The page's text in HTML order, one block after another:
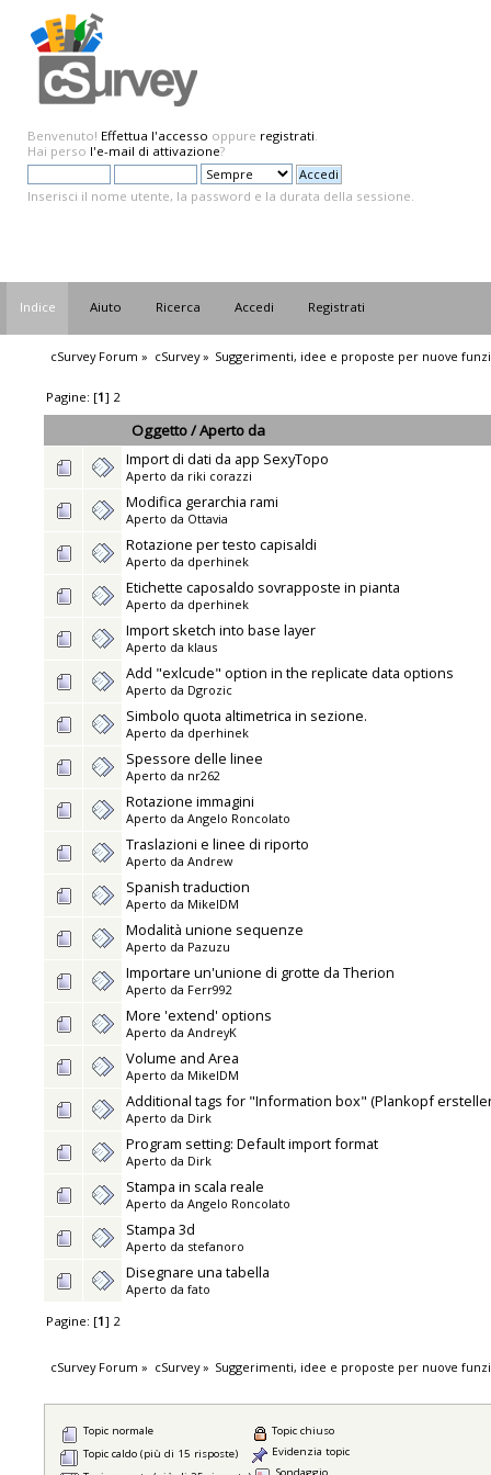
Benvenuto! Effettua l'accesso oppure registrati.
Hai perso l'e-mail di attivazione?
Inserisci il nome utente, la password e la durata della sessione.
Indice Aiuto Ricerca Accedi Registrati
cSurvey Forum » cSurvey» Suggerimenti, idee e proposte per nuove
Pagine: [1] 2
Oggetto/Aperto da
Import di dati da app SexyTopo
Aperto da riki corazzi
Modifica gerarchia rami
Aperto da Ottavia
Rotazione per testo capisaldi
Aperto da dperhinek
Etichette caposaldo sovrapposte in pianta
Aperto da dperhinek
Import sketch into base layer
Aperto da klaus
Add "exlcude" option in the replicate data options
Aperto da Dgrozic
Simbolo quota altimetrica in sezione.
Aperto da dperhinek
Spessore delle linee
Aperto da nr262
Rotazione immagini
Aperto da Angelo Roncolato
Traslazioni e linee di riporto
Aperto da Andrew
Spanish traduction
Aperto da MikelDM
Modalità unione sequenze
Aperto da Pazuzu
Importare un'unione di grotte da Therion
Aperto da Ferr992
More 'extend' options
Aperto da AndreyK
Volume and Area
Aperto da MikelDM
Additional tags for "Information box" (Plankopf
Aperto da Dirk
Program setting: Default import format
Aperto da Dirk
Stampa in scala reale
Aperto da Angelo Roncolato
Stampa 3d
Aperto da stefanoro
Disegnare una tabella
Aperto da fato
Pagine: [1] 2
cSurvey Forum » cSurvey» Suggerimenti, idee e proposte per nuove
Topic normale
Topic caldo (più di 15 risposte)
Topic chiuso
Evidenzia topic
Sondaggio